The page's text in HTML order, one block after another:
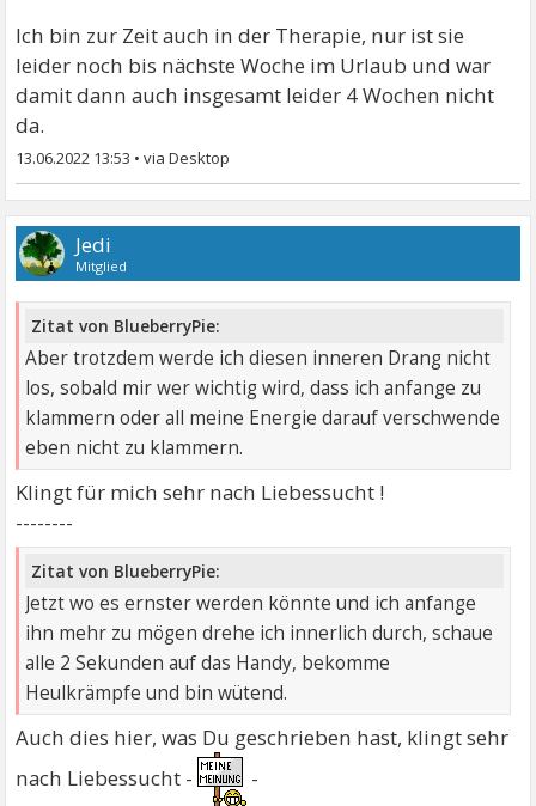
Ich bin zur Zeit auch in der Therapie, nur ist sie
leider noch bis nächste Woche im Urlaub und war
damit dann auch insgesamt leider 4 Wochen nicht
da.
13.06.2022 13:53 •
Jedi
Mitglied
Zitat von BlueberryPie:
Aber trotzdem werde ich diesen inneren Drang nicht
los, sobald mir wer wichtig wird, dass ich anfange zu
klammern oder all meine Energie darauf verschwende
eben nicht zu klammern.
Klingt für mich sehr nach Liebessucht !
--------
Zitat von BlueberryPie:
Jetzt wo es ernster werden könnte und ich anfange
ihn mehr zu mögen drehe ich innerlich durch, schaue
alle 2 Sekunden auf das Handy, bekomme
Heulkrämpfe und bin wütend.
Auch dies hier, was Du geschrieben hast, klingt sehr
nach Liebessucht -
-